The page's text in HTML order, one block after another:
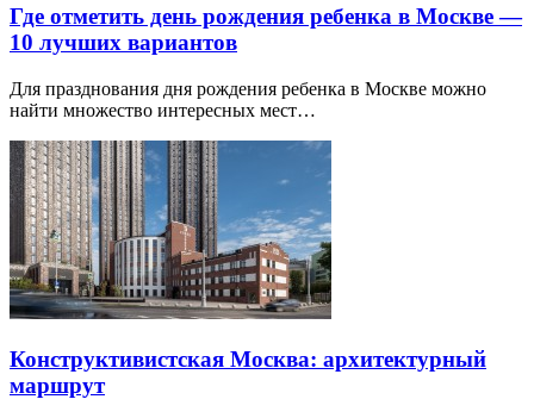
Где отметить день рождения ребенка в Москве —
10 лучших вариантов
Для празднования дня рождения ребенка в Москве можно
найти множество интересных мест…
Конструктивистская Москва: архитектурный
маршрут